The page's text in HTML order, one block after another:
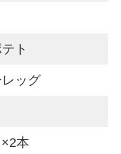
ト
ッグ
本